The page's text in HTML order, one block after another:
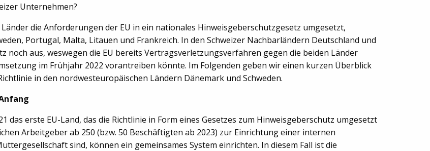
Unternehmen?
die Anforderungen der EU in ein nationales Hinweisgeberschutzgesetz umgesetzt,
Portugal, Malta, Litauen und Frankreich. In den Schweizer Nachbarländern Deutschland und
noch aus, weswegen die EU bereits Vertragsverletzungsverfahren gegen die beiden Länder
im Frühjahr 2022 vorantreiben könnte. Im Folgenden geben wir einen kurzen Überblick
in den nordwesteuropäischen Ländern Dänemark und Schweden.
das erste EU-Land, das die Richtlinie in Form eines Gesetzes zum Hinweis­geberschutz umgesetzt
Arbeitgeber ab 250 (bzw. 50 Beschäftigten ab 2023) zur Einrichtung einer internen
sind, können ein gemeinsames System einrichten. In diesem Fall ist die